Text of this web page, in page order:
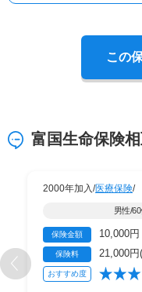
この
富国生命保険
2000年加入/医療保険/
男性/
保険金額 10,000円
保険料 21,000円
おすすめ度